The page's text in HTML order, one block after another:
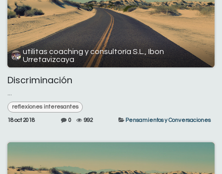
utilitas coaching y consultoría S.L., Ibon
Urretavizcaya
Discriminación
...
reflexiones interesantes
18 oct 2018 0 992 Pensamientos y Conversaciones